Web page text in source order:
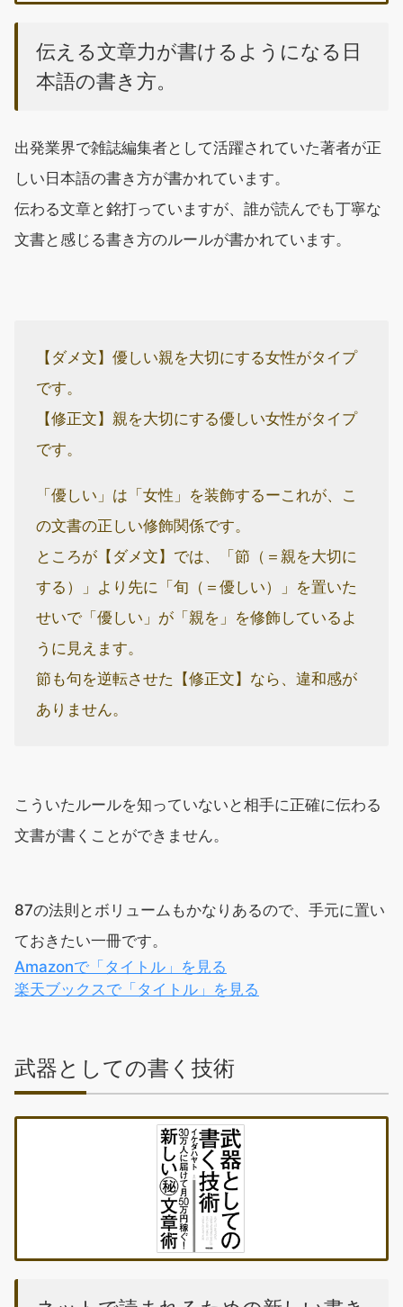
伝える文章力が書けるようになる日
本語の書き方。
出発業界で雑誌編集者として活躍されていた著者が正
しい日本語の書き方が書かれています。
伝わる文章と銘打っていますが、誰が読んでも丁寧な
文書と感じる書き方のルールが書かれています。
【ダメ文】優しい親を大切にする女性がタイプ
です。
【修正文】親を大切にする優しい女性がタイプ
です。
「優しい」は「女性」を装飾するーこれが、こ
の文書の正しい修飾関係です。
ところが【ダメ文】では、「節（＝親を大切に
する）」より先に「旬（＝優しい）」を置いた
せいで「優しい」が「親を」を修飾しているよ
うに見えます。
節も句を逆転させた【修正文】なら、違和感が
ありません。
こういたルールを知っていないと相手に正確に伝わる
文書が書くことができません。
87の法則とボリュームもかなりあるので、手元に置い
ておきたい一冊です。
Amazonで「タイトル」を見る
楽天ブックスで「タイトル」を見る
武器としての書く技術